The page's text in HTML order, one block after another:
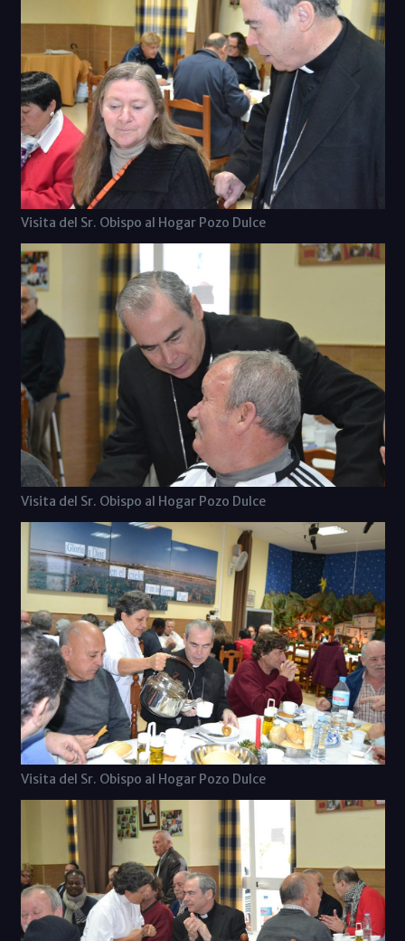
Visita del Sr. Obispo al Hogar Pozo Dulce
Visita del Sr. Obispo al Hogar Pozo Dulce
Visita del Sr. Obispo al Hogar Pozo Dulce